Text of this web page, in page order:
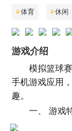
#体育 #休闲
游戏介绍
模拟篮球
手机游戏应用
趣。
一、 游戏